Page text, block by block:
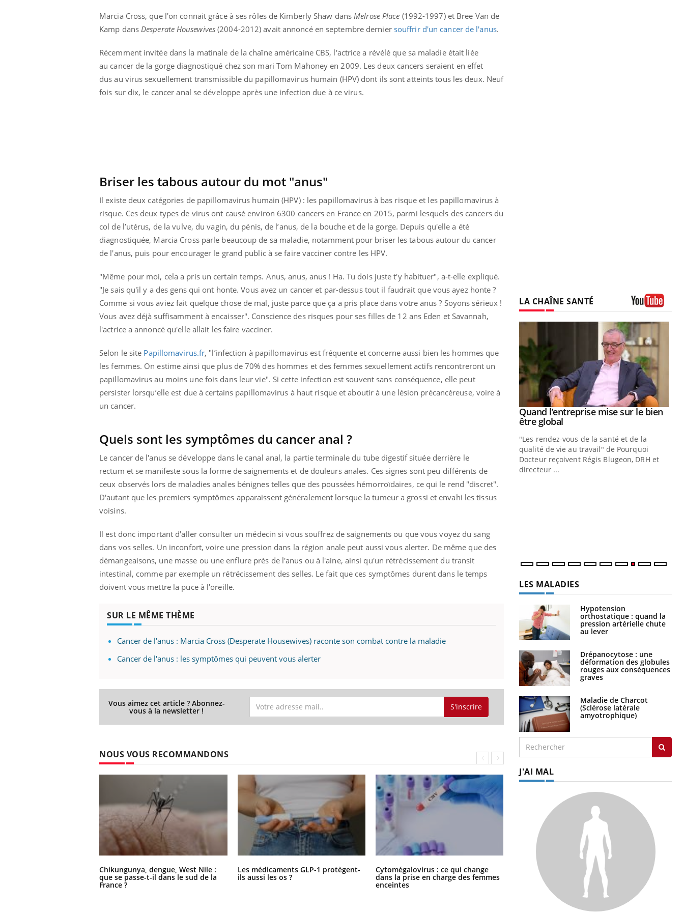
Marcia Cross, que l'on connait grâce à ses rôles de Kimberly Shaw dans Melrose Place (1992-1997) et Bree Van de
Kamp dans Desperate Housewives (2004-2012) avait annoncé en septembre dernier souffrir d'un cancer de l'anus.
Récemment invitée dans la matinale de la chaîne américaine CBS, l'actrice a révélé que sa maladie était liée
au cancer de la gorge diagnostiqué chez son mari Tom Mahoney en 2009. Les deux cancers seraient en effet
dus au virus sexuellement transmissible du papillomavirus humain (HPV) dont ils sont atteints tous les deux. Neuf
fois sur dix, le cancer anal se développe après une infection due à ce virus.
Briser les tabous autour du mot "anus"
Il existe deux catégories de papillomavirus humain (HPV) : les papillomavirus à bas risque et les papillomavirus à
risque. Ces deux types de virus ont causé environ 6300 cancers en France en 2015, parmi lesquels des cancers du
col de l’utérus, de la vulve, du vagin, du pénis, de l’anus, de la bouche et de la gorge. Depuis qu'elle a été
diagnostiquée, Marcia Cross parle beaucoup de sa maladie, notamment pour briser les tabous autour du cancer
de l'anus, puis pour encourager le grand public à se faire vacciner contre les HPV.
"Même pour moi, cela a pris un certain temps. Anus, anus, anus ! Ha. Tu dois juste t'y habituer", a-t-elle expliqué.
"Je sais qu'il y a des gens qui ont honte. Vous avez un cancer et par-dessus tout il faudrait que vous ayez honte ?
Comme si vous aviez fait quelque chose de mal, juste parce que ça a pris place dans votre anus ? Soyons sérieux !
Vous avez déjà suffisamment à encaisser". Conscience des risques pour ses filles de 12 ans Eden et Savannah,
l'actrice a annoncé qu'elle allait les faire vacciner.
Selon le site Papillomavirus.fr, "l’infection à papillomavirus est fréquente et concerne aussi bien les hommes que
les femmes. On estime ainsi que plus de 70% des hommes et des femmes sexuellement actifs rencontreront un
papillomavirus au moins une fois dans leur vie". Si cette infection est souvent sans conséquence, elle peut
persister lorsqu’elle est due à certains papillomavirus à haut risque et aboutir à une lésion précancéreuse, voire à
un cancer.
Quels sont les symptômes du cancer anal ?
Le cancer de l'anus se développe dans le canal anal, la partie terminale du tube digestif située derrière le
rectum et se manifeste sous la forme de saignements et de douleurs anales. Ces signes sont peu différents de
ceux observés lors de maladies anales bénignes telles que des poussées hémorroïdaires, ce qui le rend "discret".
D'autant que les premiers symptômes apparaissent généralement lorsque la tumeur a grossi et envahi les tissus
voisins.
Il est donc important d'aller consulter un médecin si vous souffrez de saignements ou que vous voyez du sang
dans vos selles. Un inconfort, voire une pression dans la région anale peut aussi vous alerter. De même que des
démangeaisons, une masse ou une enflure près de l'anus ou à l'aine, ainsi qu'un rétrécissement du transit
intestinal, comme par exemple un rétrécissement des selles. Le fait que ces symptômes durent dans le temps
doivent vous mettre la puce à l'oreille.
SUR LE MÊME THÈME
Cancer de l'anus : Marcia Cross (Desperate Housewives) raconte son combat contre la maladie
Cancer de l'anus : les symptômes qui peuvent vous alerter
Vous aimez cet article ? Abonnez-
vous à la newsletter ! S'inscrire
NOUS VOUS RECOMMANDONS
Chikungunya, dengue, West Nile :
que se passe-t-il dans le sud de la
France ?
Les médicaments GLP-1 protègent-
ils aussi les os ?
Cytomégalovirus : ce qui change
dans la prise en charge des femmes
enceintes
La sieste empêche-t-elle de dormir
la nuit ?
LA CHAÎNE SANTÉ
Diabète & Ramadan 2026
nombreuses personnes atteintes de
diabète, c'est une période de questions, de
défis, mais ...
préventive
mutualiste innove en matière de bilan de
santé : l'utilisation d'un « jumeau
numérique » permet ...
Youtube
épisode, une ...
Youtube
Quand l’entreprise mise sur le bien
être globalYoutube
"Les rendez-vous de la santé et de la
qualité de vie au travail" de Pourquoi
Docteur reçoivent Régis Blugeon, DRH et
directeur ...
LES MALADIES
Hypotension
orthostatique : quand la
pression artérielle chute
au lever
Drépanocytose : une
déformation des globules
rouges aux conséquences
graves
Maladie de Charcot
(Sclérose latérale
amyotrophique)
J'AI MAL